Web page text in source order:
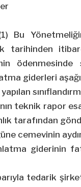
Bu
tarihinden
giderleri
teknik rapor
tarafından
cemevinin
giderinin
tedarik